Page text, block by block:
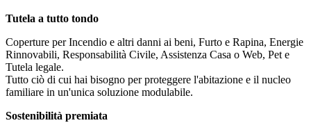
Tutela a tutto tondo
Coperture per Incendio e altri danni ai beni, Furto e Rapina, Energie
Rinnovabili, Responsabilità Civile, Assistenza Casa o Web, Pet e
Tutela legale.
Tutto ciò di cui hai bisogno per proteggere l'abitazione e il nucleo
familiare in un'unica soluzione modulabile.
Sostenibilità premiata